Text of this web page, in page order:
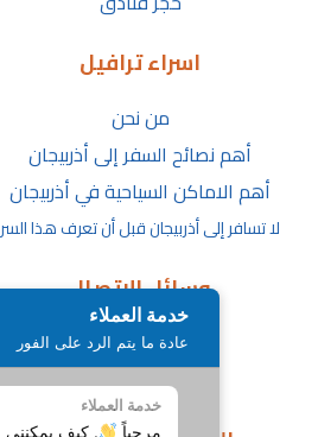
اسراء ترافيل
من نحن
أهم نصائح السفر إلى أذربيجان
أهم الاماكن السياحية في أذربيجان
لا تسافر إلى أذربيجان قبل أن تعرف هذا السر
وسائل الاتصال
الأسئلة الشائعة
تواصل معنا
خدمة العملاء
عادة ما يتم الرد على الفور
خدمة العملاء
مرحباً . كيف يمكنني